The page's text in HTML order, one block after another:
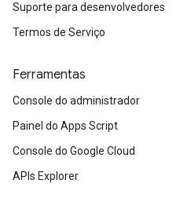
Suporte para desenvolvedores
Termos de Serviço
Ferramentas
Console do administrador
Painel do Apps Script
Console do Google Cloud
APIs Explorer